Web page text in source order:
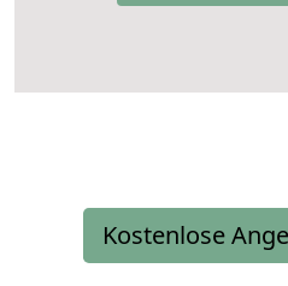
Kostenlose